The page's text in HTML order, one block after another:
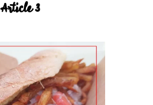
Article 3